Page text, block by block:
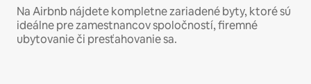
Na Airbnb nájdete kompletne zariadené byty, ktoré sú
ideálne pre zamestnancov spoločností, firemné
ubytovanie či presťahovanie sa.